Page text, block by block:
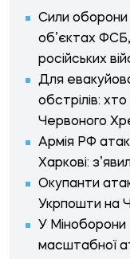
Сили оборони
об’єктах ФСБ,
російських
Для
обстрілів:
Червоного
Армія РФ
Харкові:
Окупанти
Укрпошти на
У Міноборони
масштабної